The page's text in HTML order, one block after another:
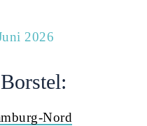
2026
Nord